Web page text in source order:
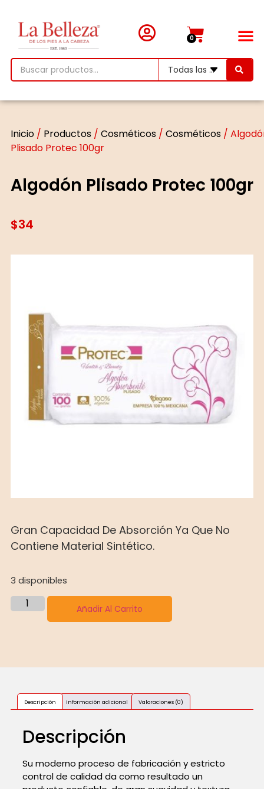
0
Inicio/ Productos/ Cosméticos/ Cosméticos/
Plisado Protec 100gr
Algodón Plisado Protec 100gr
$34
Gran Capacidad De Absorción Ya Que No
Contiene Material Sintético.
3 disponibles
Añadir Al Carrito
Descripción Información adicional Valoraciones (0)
Descripción
Su moderno proceso de fabricación y estricto
control de calidad da como resultado un